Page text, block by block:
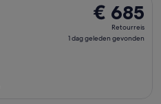
€ 685
Retourreis,
1
€ 685
Retourreis
1 dag geleden gevonden